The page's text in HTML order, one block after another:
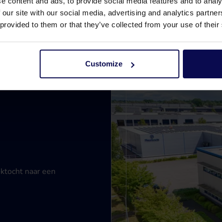
site with our social media, advertising and analytics
to them or that they’ve collected from your use of
Customize
naar een